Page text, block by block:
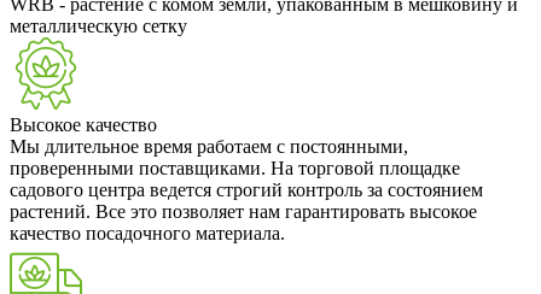
металлическую сетку
Высокое качество
Мы длительное время работаем с постоянными,
проверенными поставщиками. На торговой площадке
садового центра ведется строгий контроль за состоянием
растений. Все это позволяет нам гарантировать высокое
качество посадочного материала.